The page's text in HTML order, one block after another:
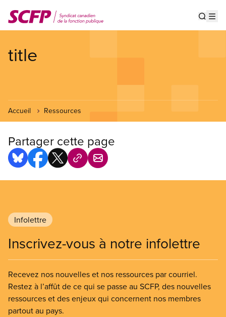
au
contenu
title
Accueil Ressources
Partager cette page
Infolettre
Inscrivez-vous à notre infolettre
Recevez nos nouvelles et nos ressources par courriel.
Restez à l’affût de ce qui se passe au SCFP, des nouvelles
ressources et des enjeux qui concernent nos membres
partout au pays.